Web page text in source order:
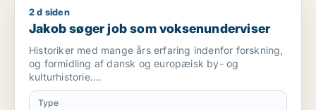
Jakob søger job som voksenunderviser
2 d siden
Jakob søger job som voksenunderviser
Historiker med mange års erfaring indenfor forskning,
og formidling af dansk og europæisk by- og
kulturhistorie.
Har undervist i lokalhistorie, Danmarkshistorie,
Type